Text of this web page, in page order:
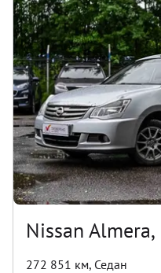
Nissan Almera,
272 851 км, Седан